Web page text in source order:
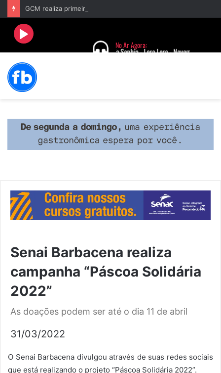
Senai Barbacena realiza
campanha “Páscoa Solidária
2022”
As doações podem ser até o dia 11 de abril
31/03/2022
O Senai Barbacena divulgou através de suas redes sociais
que está realizando o projeto “Páscoa Solidária 2022”.